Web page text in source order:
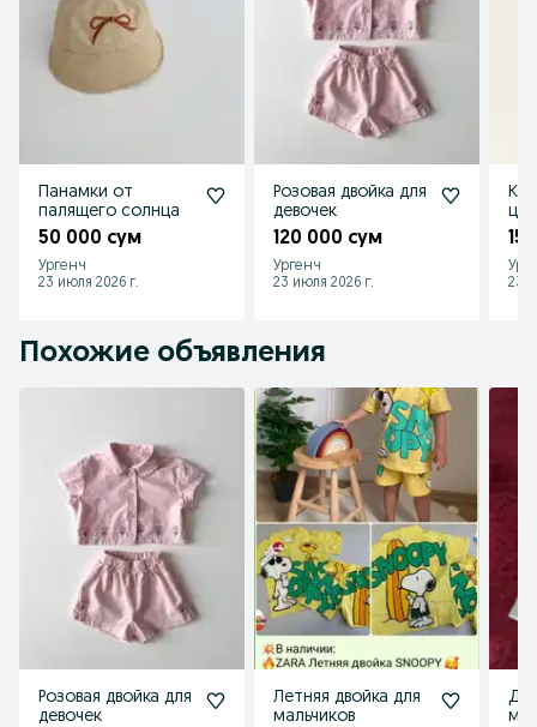
Панамки от
палящего солнца
50 000 сум
Ургенч
23 июля 2026 г.
Розовая двойка для
девочек
120 000 сум
Ургенч
23 июля 2026 г.
23
Похожие объявления
Розовая двойка для
девочек
Летняя двойка для
мальчиков